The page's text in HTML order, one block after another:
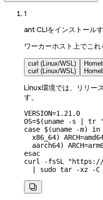
1
ant CLIをインストール
ワーカーホスト上でこれ
curl (Linux/WSL)
curl (Linux/WSL)
Linux環境では、リリー
す。
VERSION=1.21.0
OS=$(uname -s tr
case $(uname -m) in
  x86_64
) ARCH=
  aarch64
) ARCH=
esac
curl
-fsSL
"https://
sudo tar -xz -C
